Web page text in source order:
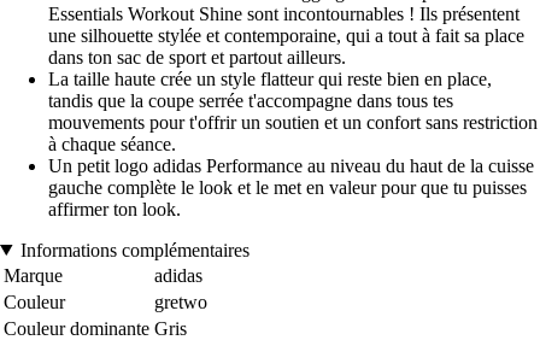
Essentials Workout Shine sont incontournables ! Ils présentent
une silhouette stylée et contemporaine, qui a tout à fait sa place
dans ton sac de sport et partout ailleurs.
La taille haute crée un style flatteur qui reste bien en place,
tandis que la coupe serrée t'accompagne dans tous tes
mouvements pour t'offrir un soutien et un confort sans restriction
à chaque séance.
Un petit logo adidas Performance au niveau du haut de la cuisse
gauche complète le look et le met en valeur pour que tu puisses
affirmer ton look.
Informations complémentaires
Marque
adidas
Couleur
gretwo
Couleur dominante Gris